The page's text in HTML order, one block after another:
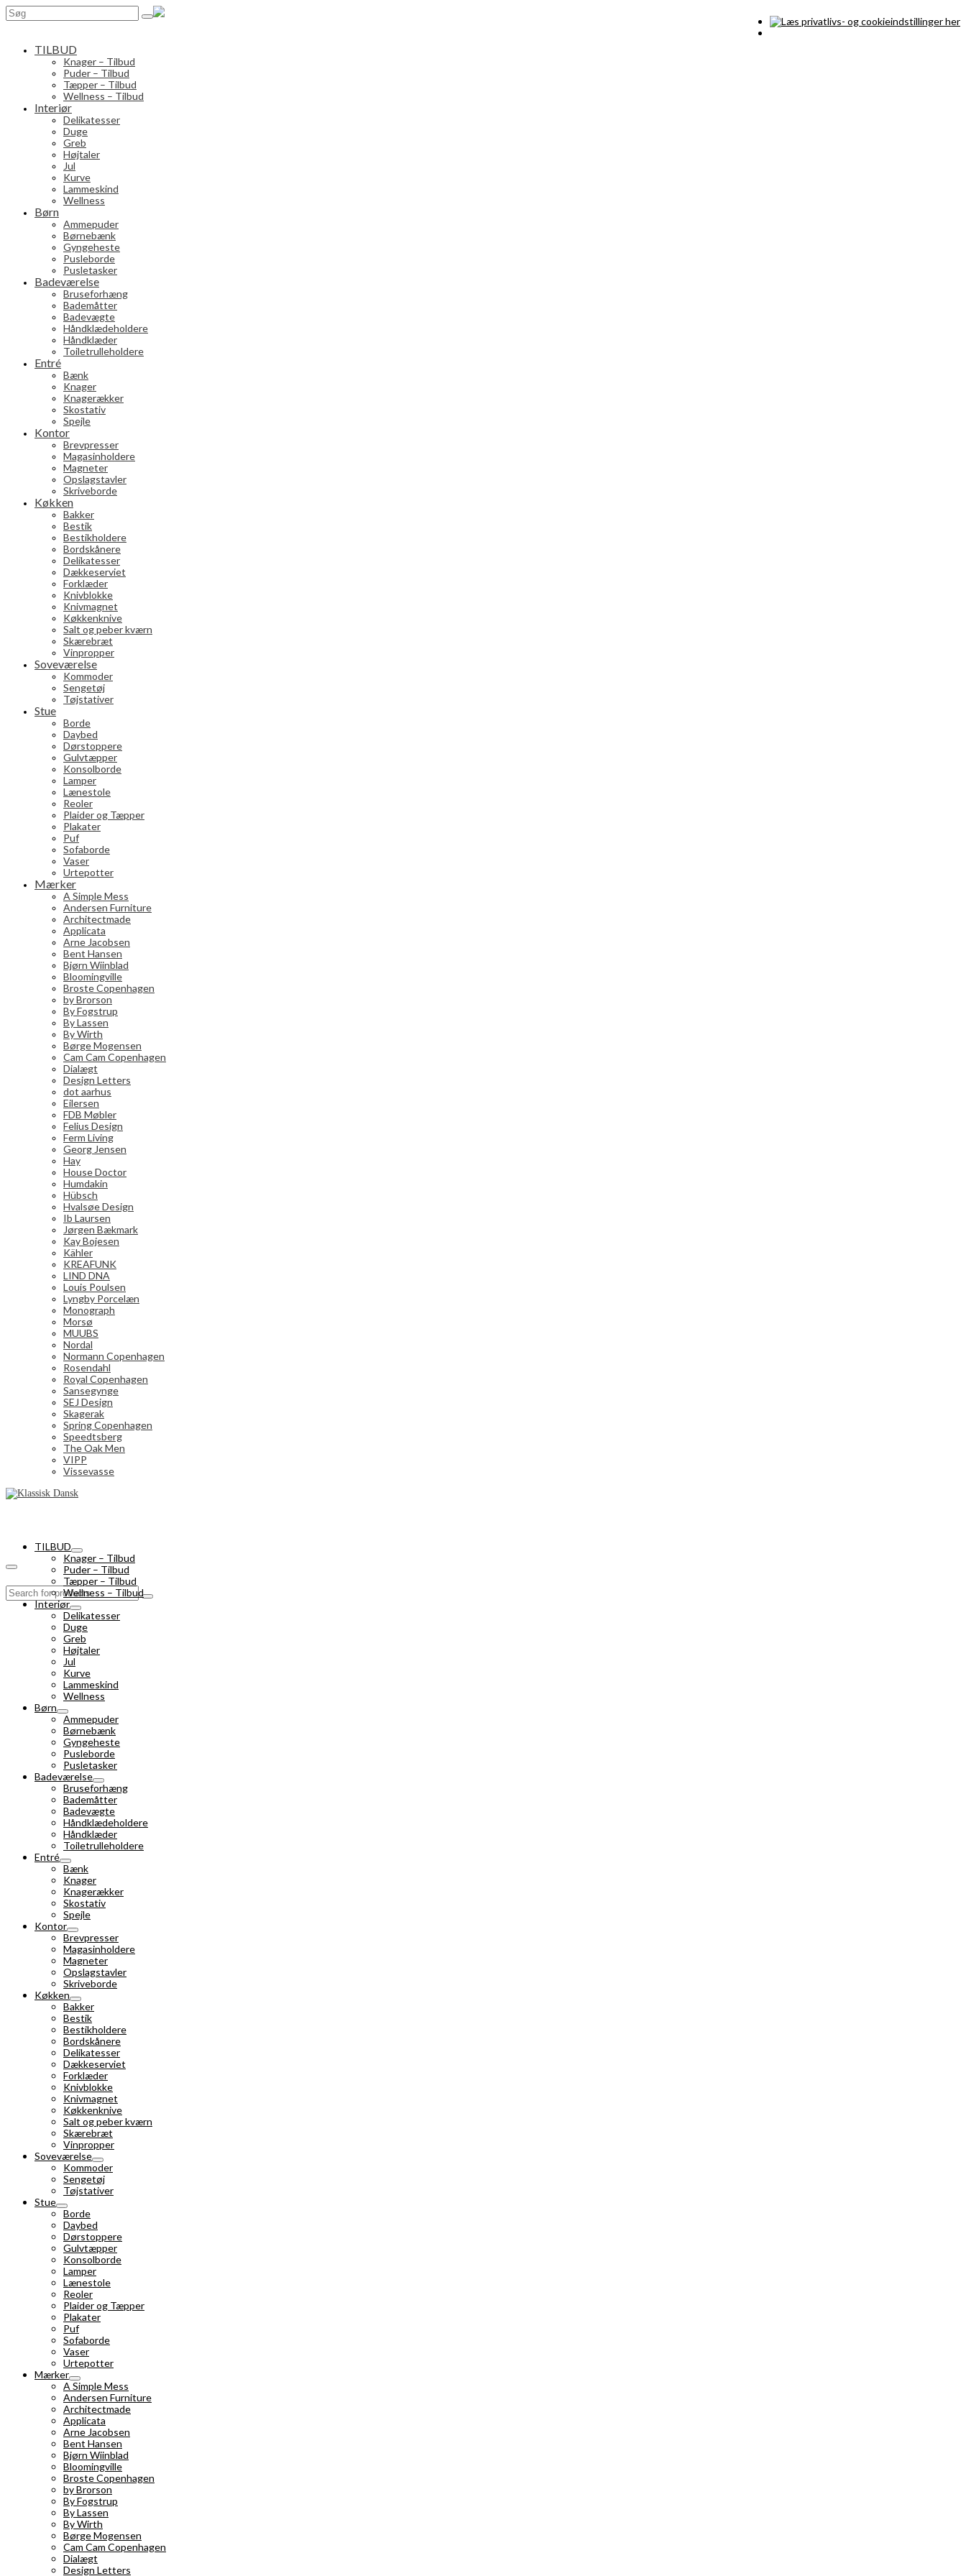
Search
for:
TILBUD
Knager – Tilbud
Puder – Tilbud
Tæpper – Tilbud
Wellness – Tilbud
Interiør
Delikatesser
Duge
Greb
Højtaler
Jul
Kurve
Lammeskind
Wellness
Børn
Ammepuder
Børnebænk
Gyngeheste
Pusleborde
Pusletasker
Badeværelse
Bruseforhæng
Bademåtter
Badevægte
Håndklædeholdere
Håndklæder
Toiletrulleholdere
Entré
Bænk
Knager
Knagerækker
Skostativ
Spejle
Kontor
Brevpresser
Magasinholdere
Magneter
Opslagstavler
Skriveborde
Køkken
Bakker
Bestik
Bestikholdere
Bordskånere
Delikatesser
Dækkeserviet
Forklæder
Knivblokke
Knivmagnet
Køkkenknive
Salt og peber kværn
Skærebræt
Vinpropper
Soveværelse
Kommoder
Sengetøj
Tøjstativer
Stue
Borde
Daybed
Dørstoppere
Gulvtæpper
Konsolborde
Lamper
Lænestole
Reoler
Plaider og Tæpper
Plakater
Puf
Sofaborde
Vaser
Urtepotter
Mærker
A Simple Mess
Andersen Furniture
Architectmade
Applicata
Arne Jacobsen
Bent Hansen
Bjørn Wiinblad
Bloomingville
Broste Copenhagen
by Brorson
By Fogstrup
By Lassen
By Wirth
Børge Mogensen
Cam Cam Copenhagen
Dialægt
Design Letters
dot aarhus
Eilersen
FDB Møbler
Felius Design
Ferm Living
Georg Jensen
Hay
House Doctor
Humdakin
Hübsch
Hvalsøe Design
Ib Laursen
Jørgen Bækmark
Kay Bojesen
Kähler
KREAFUNK
LIND DNA
Louis Poulsen
Lyngby Porcelæn
Monograph
Morsø
MUUBS
Nordal
Normann Copenhagen
Rosendahl
Royal Copenhagen
Sansegynge
SEJ Design
Skagerak
Spring Copenhagen
Speedtsberg
The Oak Men
VIPP
Vissevasse
Search
for:
TILBUD
Knager – Tilbud
Puder – Tilbud
Tæpper – Tilbud
Wellness – Tilbud
Interiør
Delikatesser
Duge
Greb
Højtaler
Jul
Kurve
Lammeskind
Wellness
Børn
Ammepuder
Børnebænk
Gyngeheste
Pusleborde
Pusletasker
Badeværelse
Bruseforhæng
Bademåtter
Badevægte
Håndklædeholdere
Håndklæder
Toiletrulleholdere
Entré
Bænk
Knager
Knagerækker
Skostativ
Spejle
Kontor
Brevpresser
Magasinholdere
Magneter
Opslagstavler
Skriveborde
Køkken
Bakker
Bestik
Bestikholdere
Bordskånere
Delikatesser
Dækkeserviet
Forklæder
Knivblokke
Knivmagnet
Køkkenknive
Salt og peber kværn
Skærebræt
Vinpropper
Soveværelse
Kommoder
Sengetøj
Tøjstativer
Stue
Borde
Daybed
Dørstoppere
Gulvtæpper
Konsolborde
Lamper
Lænestole
Reoler
Plaider og Tæpper
Plakater
Puf
Sofaborde
Vaser
Urtepotter
Mærker
A Simple Mess
Andersen Furniture
Architectmade
Applicata
Arne Jacobsen
Bent Hansen
Bjørn Wiinblad
Bloomingville
Broste Copenhagen
by Brorson
By Fogstrup
By Lassen
By Wirth
Børge Mogensen
Cam Cam Copenhagen
Dialægt
Design Letters